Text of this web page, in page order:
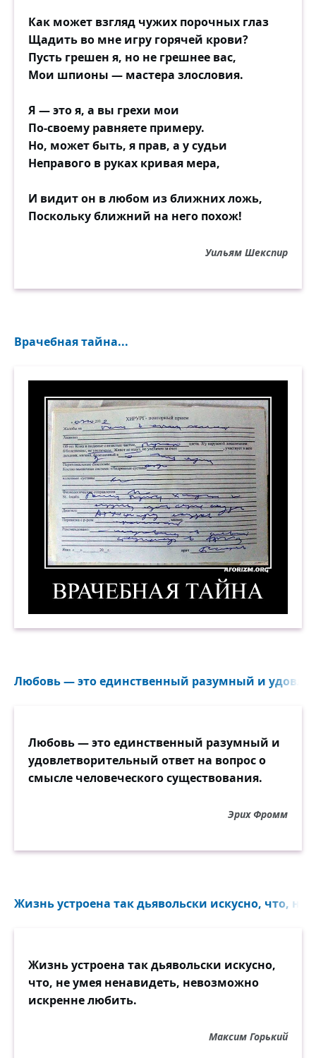
Как может взгляд чужих порочных глаз
Щадить во мне игру горячей крови?
Пусть грешен я, но не грешнее вас,
Мои шпионы — мастера злословия.
Я — это я, а вы грехи мои
По-своему равняете примеру.
Но, может быть, я прав, а у судьи
Неправого в руках кривая мера,
И видит он в любом из ближних ложь,
Поскольку ближний на него похож!
Уильям Шекспир
Врачебная тайна...
Любовь — это единственный разумный и
Любовь — это единственный разумный и
удовлетворительный ответ на вопрос о
смысле человеческого существования.
Эрих Фромм
Жизнь устроена так дьявольски искусно, что, не
Жизнь устроена так дьявольски искусно,
что, не умея ненавидеть, невозможно
искренне любить.
Максим Горький